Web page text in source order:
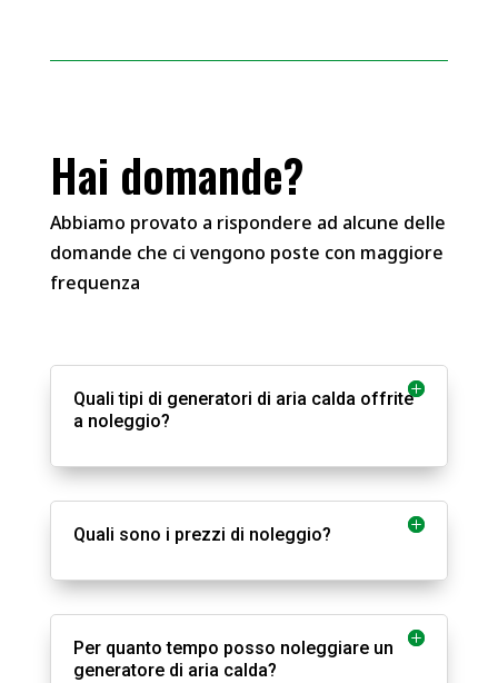
Hai domande?
Abbiamo provato a rispondere ad alcune delle
domande che ci vengono poste con maggiore
frequenza
Quali tipi di generatori di aria calda offrite
a noleggio?
Quali sono i prezzi di noleggio?
Per quanto tempo posso noleggiare un
generatore di aria calda?